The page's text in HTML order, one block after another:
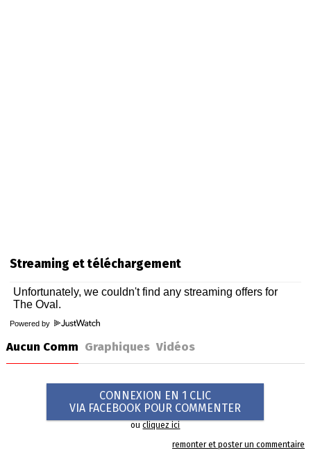
Streaming et téléchargement
Powered by
Aucun Comm Graphiques Vidéos
CONNEXION EN 1 CLIC
VIA FACEBOOK POUR COMMENTER
oucliquez ici
remonter et poster un commentaire